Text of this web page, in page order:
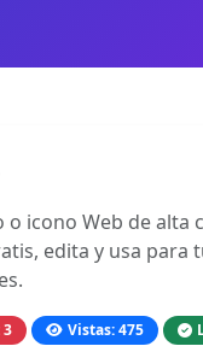
o icono Web de alta
edita y usa para
3 Vistas: 475